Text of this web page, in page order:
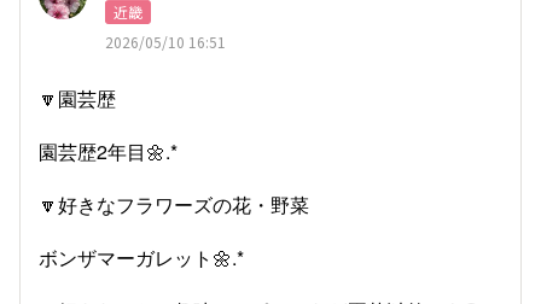
近畿
2026/05/10 16:51
🔽園芸歴
園芸歴2年目🌼.*
🔽好きなフラワーズの花・野菜
ボンザマーガレット🌼.*